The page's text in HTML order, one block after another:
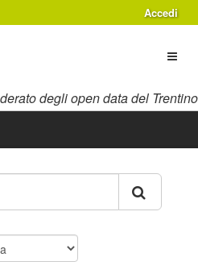
Accedi
degli open data del Trentino